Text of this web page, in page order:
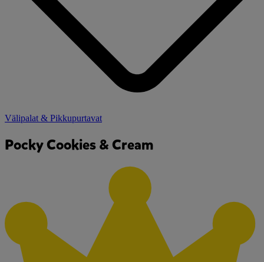
Välipalat & Pikkupurtavat
Pocky Cookies & Cream